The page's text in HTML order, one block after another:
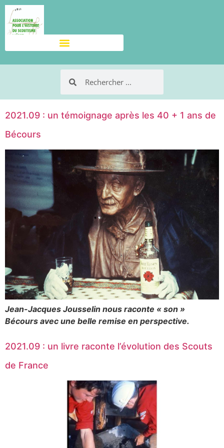
2021.09 : un témoignage après les 40 + 1 ans de
Bécours
Jean-Jacques Jousselin nous raconte « son »
Bécours avec une belle remise en perspective.
2021.09 : un livre raconte l’évolution des Scouts
de France